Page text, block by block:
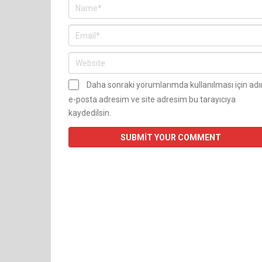
Daha sonraki yorumlarımda kullanılması için
e-posta adresim ve site adresim bu tarayıcıya
kaydedilsin.